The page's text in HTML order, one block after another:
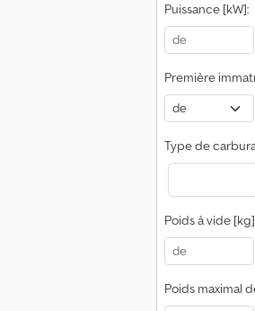
Puissance [kW]:
Première
Type de
Poids à vide
Poids maximal